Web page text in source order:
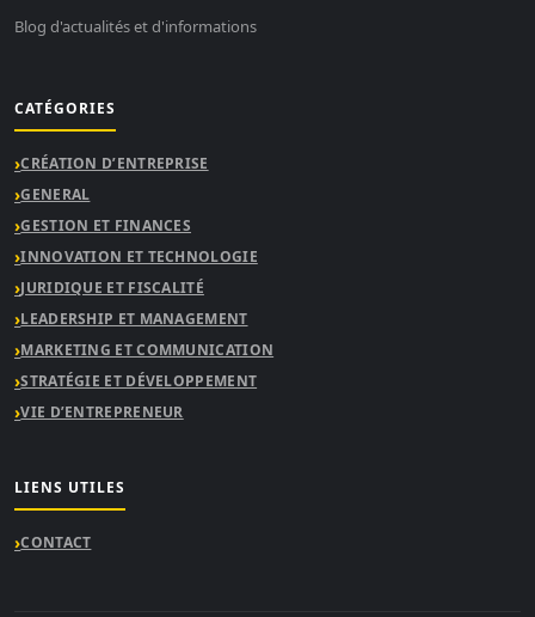
Blog d'actualités et d'informations
CATÉGORIES
CRÉATION D’ENTREPRISE
GENERAL
GESTION ET FINANCES
INNOVATION ET TECHNOLOGIE
JURIDIQUE ET FISCALITÉ
LEADERSHIP ET MANAGEMENT
MARKETING ET COMMUNICATION
STRATÉGIE ET DÉVELOPPEMENT
VIE D’ENTREPRENEUR
LIENS UTILES
CONTACT